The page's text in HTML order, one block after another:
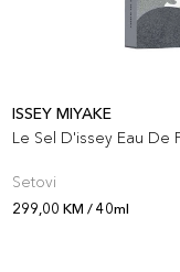
ISSEY MIYAKE
Le Sel D'issey Eau De
Setovi
299,00 KM / 40ml